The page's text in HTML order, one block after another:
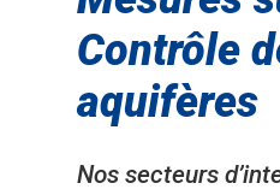
Contrôle
aquifères
Nos secteurs